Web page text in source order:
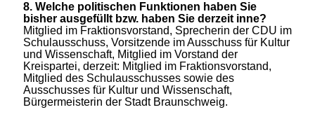
8. Welche politischen Funktionen haben Sie
bisher ausgefüllt bzw. haben Sie derzeit inne?
Mitglied im Fraktionsvorstand, Sprecherin der CDU im
Schulausschuss, Vorsitzende im Ausschuss für Kultur
und Wissenschaft, Mitglied im Vorstand der
Kreispartei, derzeit: Mitglied im Fraktionsvorstand,
Mitglied des Schulausschusses sowie des
Ausschusses für Kultur und Wissenschaft,
Bürgermeisterin der Stadt Braunschweig.